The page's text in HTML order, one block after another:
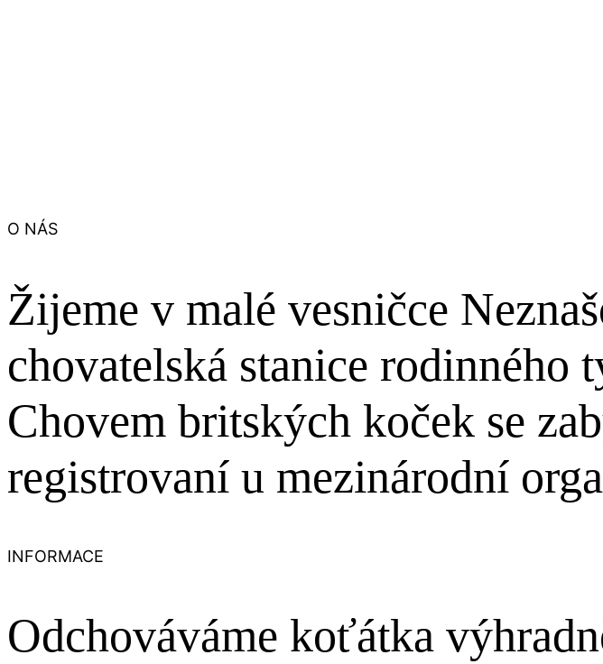
O NÁS
Žijeme v malé vesničce
chovatelská stanice rodinného
Chovem britských koček se
registrovaní u mezinárodní
INFORMACE
Odchováváme koťátka